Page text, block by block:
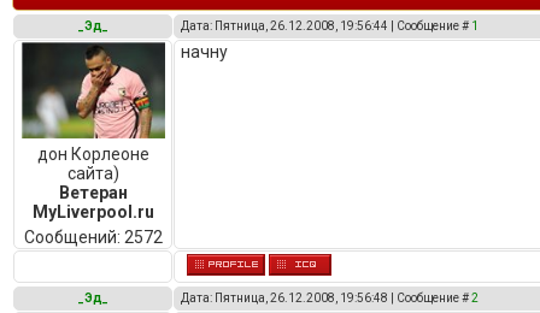
_Эд_ Дата: Пятница, 26.12.2008, 19:56:44 | Сообщение # 1
дон Корлеоне
сайта)
Ветеран
MyLiverpool.ru
Сообщений: 2572
начну
_Эд_ Дата: Пятница, 26.12.2008, 19:56:48 | Сообщение #2